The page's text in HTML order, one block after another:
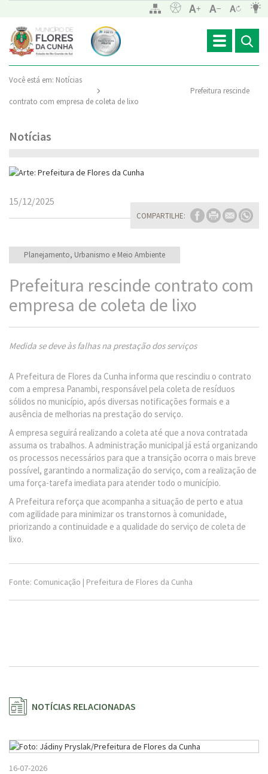
Toggle
navigation
Você está em: Notícias
Prefeitura rescinde
contrato com empresa de coleta de lixo
Notícias
COMPARTILHE:
15/12/2025
Planejamento, Urbanismo e Meio Ambiente
Prefeitura rescinde contrato com
empresa de coleta de lixo
Medida se deve às falhas na prestação dos serviços
A Prefeitura de Flores da Cunha informa que rescindiu o contrato
com a empresa Panambi, responsável pela coleta de resíduos
sólidos no município, após diversas notificações formais e a
ausência de melhorias na prestação do serviço.
A empresa seguirá realizando a coleta até que a nova contratada
assuma os trabalhos. A administração municipal já está organizando
os processos necessários para que a transição ocorra o mais breve
possível, garantindo a normalização do serviço, com a realização de
uma força-tarefa imediata para atender todo o município.
A Prefeitura reforça que acompanha a situação de perto e atua
com agilidade para minimizar os transtornos à comunidade,
priorizando a continuidade e a qualidade do serviço de coleta de
lixo.
Fonte: Comunicação | Prefeitura de Flores da Cunha
NOTÍCIAS RELACIONADAS
16-07-2026